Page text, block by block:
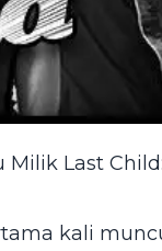
Last
kali